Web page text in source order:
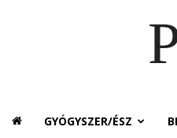
GYÓGYSZER/ÉSZ